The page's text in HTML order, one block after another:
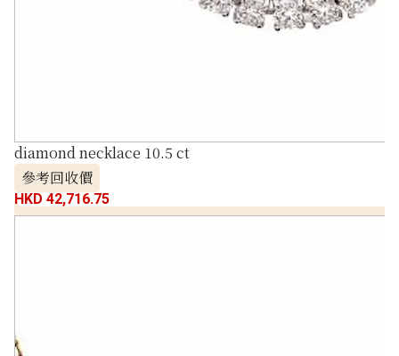
diamond necklace 10.5 ct
參考回收價
HKD 42,716.75